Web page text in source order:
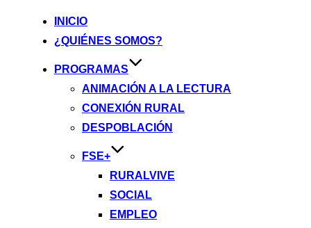
INICIO
¿QUIÉNES SOMOS?
PROGRAMAS
ANIMACIÓN A LA LECTURA
CONEXIÓN RURAL
DESPOBLACIÓN
FSE+
RURALVIVE
SOCIAL
EMPLEO